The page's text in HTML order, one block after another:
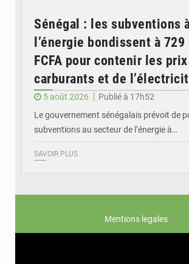
Sénégal : les subventions
l’énergie bondissent à
FCFA pour contenir les
carburants et de
5 août 2026
Publié à 17h52
Le gouvernement sénégalais prévoit de
subventions au secteur de l’énergie à…
SAVOIR PLUS
Mentions legales